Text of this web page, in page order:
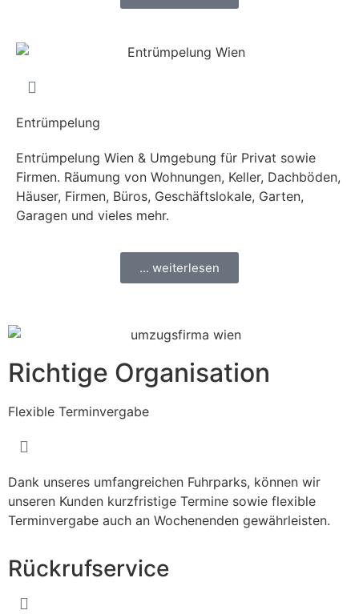
Entrümpelung
Entrümpelung Wien & Umgebung für Privat sowie
Firmen. Räumung von Wohnungen, Keller, Dachböden,
Häuser, Firmen, Büros, Geschäftslokale, Garten,
Garagen und vieles mehr.
... weiterlesen
Richtige Organisation
Flexible Terminvergabe
Dank unseres umfangreichen Fuhrparks, können wir
unseren Kunden kurzfristige Termine sowie flexible
Terminvergabe auch an Wochenenden gewährleisten.
Rückrufservice